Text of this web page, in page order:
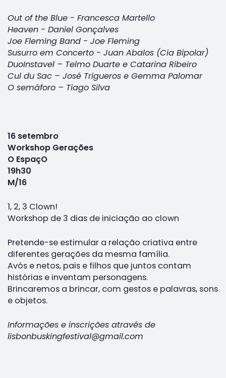
Out of the Blue - Francesca Martello
Heaven - Daniel Gonçalves
Joe Fleming Band - Joe Fleming
Susurro em Concerto - Juan Abalos (Cia Bipolar)
DuoInstavel – Telmo Duarte e Catarina Ribeiro
Cul du Sac – José Trigueros e Gemma Palomar
O semáforo – Tiago Silva
16 setembro
Workshop Gerações
O EspaçO
19h30
M/16
1, 2, 3 Clown!
Workshop de 3 dias de iniciação ao clown
Pretende-se estimular a relação criativa entre
diferentes gerações da mesma família.
Avós e netos, pais e filhos que juntos contam
histórias e inventam personagens.
Brincaremos a brincar, com gestos e palavras, sons
e objetos.
Informações e inscrições através de
lisbonbuskingfestival@gmail.com